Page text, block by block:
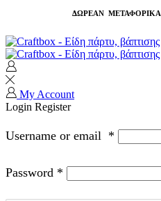
ΔΩΡΕΑΝ ΜΕΤΑΦΟΡΙΚΑ
My Account
Login Register
Username or email *
Password *